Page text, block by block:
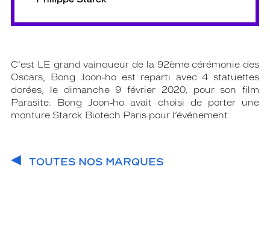
C'est LE grand vainqueur de la 92ème cérémonie des
Oscars, Bong Joon-ho est reparti avec 4 statuettes
dorées, le dimanche 9 février 2020, pour son film
Parasite. Bong Joon-ho avait choisi de porter une
monture Starck Biotech Paris pour l’événement.
TOUTES NOS MARQUES